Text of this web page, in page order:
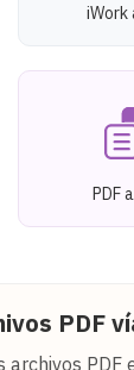
iWork
PDF
PDF
PDF